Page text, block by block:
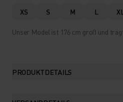
XS S M L XL
Unser Model ist 176 cm groß und
PRODUKTDETAILS